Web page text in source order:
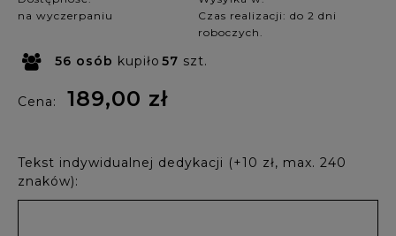
na wyczerpaniu
Czas realizacji: do 2 dni
roboczych.
56 osób kupiło 57 szt.
Cena: 189,00 zł
Tekst indywidualnej dedykacji (+10 zł, max. 240
znaków):